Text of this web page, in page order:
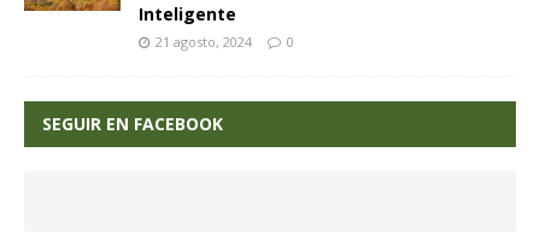
Inteligente
21 agosto, 2024 0
SEGUIR EN FACEBOOK